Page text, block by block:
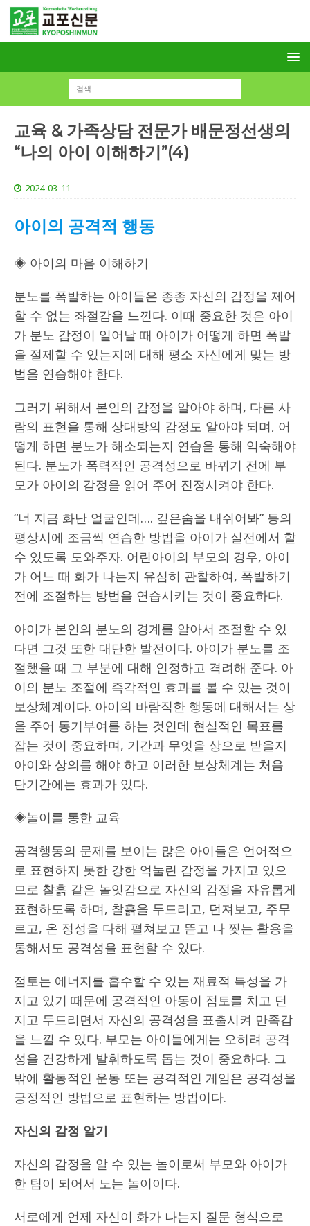
교육 & 가족상담 전문가 배문정선생의
“나의 아이 이해하기”(4)
2024-03-11
아이의 공격적 행동
◈ 아이의 마음 이해하기
분노를 폭발하는 아이들은 종종 자신의 감정을 제어
할 수 없는 좌절감을 느낀다. 이때 중요한 것은 아이
가 분노 감정이 일어날 때 아이가 어떻게 하면 폭발
을 절제할 수 있는지에 대해 평소 자신에게 맞는 방
법을 연습해야 한다.
그러기 위해서 본인의 감정을 알아야 하며, 다른 사
람의 표현을 통해 상대방의 감정도 알아야 되며, 어
떻게 하면 분노가 해소되는지 연습을 통해 익숙해야
된다. 분노가 폭력적인 공격성으로 바뀌기 전에 부
모가 아이의 감정을 읽어 주어 진정시켜야 한다.
“너 지금 화난 얼굴인데…. 깊은숨을 내쉬어봐” 등의
평상시에 조금씩 연습한 방법을 아이가 실전에서 할
수 있도록 도와주자. 어린아이의 부모의 경우, 아이
가 어느 때 화가 나는지 유심히 관찰하여, 폭발하기
전에 조절하는 방법을 연습시키는 것이 중요하다.
아이가 본인의 분노의 경계를 알아서 조절할 수 있
다면 그것 또한 대단한 발전이다. 아이가 분노를 조
절했을 때 그 부분에 대해 인정하고 격려해 준다. 아
이의 분노 조절에 즉각적인 효과를 볼 수 있는 것이
보상체계이다. 아이의 바람직한 행동에 대해서는 상
을 주어 동기부여를 하는 것인데 현실적인 목표를
잡는 것이 중요하며, 기간과 무엇을 상으로 받을지
아이와 상의를 해야 하고 이러한 보상체계는 처음
단기간에는 효과가 있다.
◈놀이를 통한 교육
공격행동의 문제를 보이는 많은 아이들은 언어적으
로 표현하지 못한 강한 억눌린 감정을 가지고 있으
므로 찰흙 같은 놀잇감으로 자신의 감정을 자유롭게
표현하도록 하며, 찰흙을 두드리고, 던져보고, 주무
르고, 온 정성을 다해 펼쳐보고 뜯고 나 찢는 활용을
통해서도 공격성을 표현할 수 있다.
점토는 에너지를 흡수할 수 있는 재료적 특성을 가
지고 있기 때문에 공격적인 아동이 점토를 치고 던
지고 두드리면서 자신의 공격성을 표출시켜 만족감
을 느낄 수 있다. 부모는 아이들에게는 오히려 공격
성을 건강하게 발휘하도록 돕는 것이 중요하다. 그
밖에 활동적인 운동 또는 공격적인 게임은 공격성을
긍정적인 방법으로 표현하는 방법이다.
자신의 감정 알기
자신의 감정을 알 수 있는 놀이로써 부모와 아이가
한 팀이 되어서 노는 놀이이다.
서로에게 언제 자신이 화가 나는지 질문 형식으로